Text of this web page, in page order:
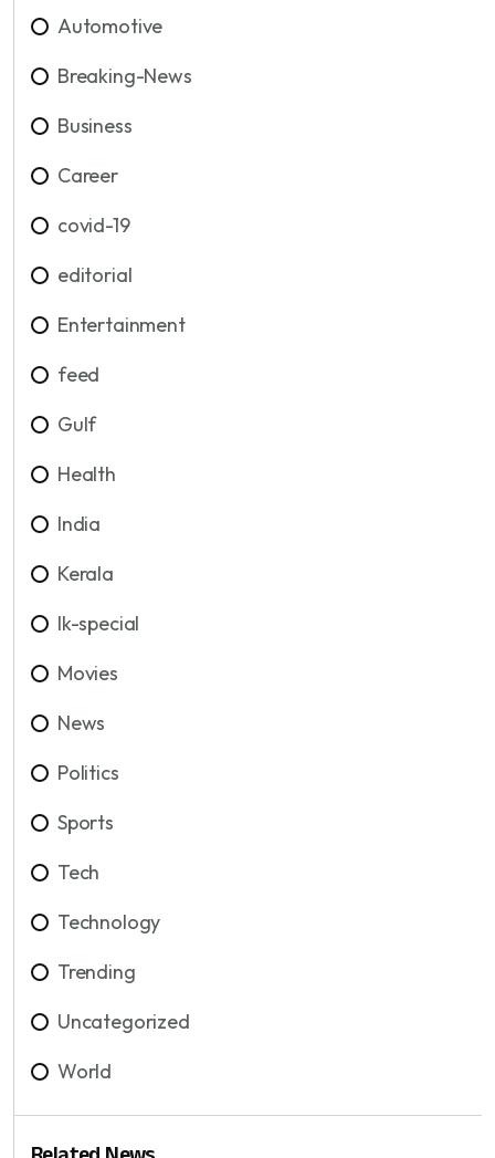
Automotive
Breaking-News
Business
Career
covid-19
editorial
Entertainment
feed
Gulf
Health
India
Kerala
lk-special
Movies
News
Politics
Sports
Tech
Technology
Trending
Uncategorized
World